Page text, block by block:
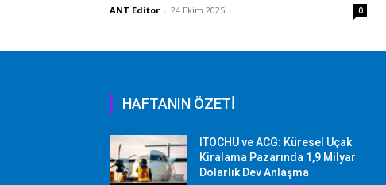
ANT Editor - 24 Ekim 2025 0
HAFTANIN ÖZETİ
ITOCHU ve ACG: Küresel Uçak
Kiralama Pazarında 1,9 Milyar
Dolarlık Dev Anlaşma